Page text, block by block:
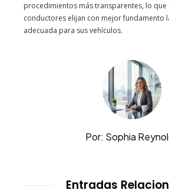
procedimientos más transparentes, lo que
conductores elijan con mejor fundamento
adecuada para sus vehículos.
Por: Sophia
Entradas